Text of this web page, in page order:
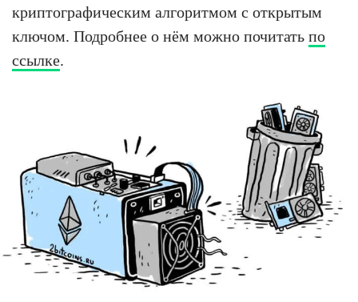
криптографическим алгоритмом с открытым
ключом. Подробнее о нём можно почитать по
ссылке.